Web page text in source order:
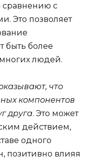
сравнению с
Это позволяет
быть более
людей.
что
компонентов
друга. Это может
действием,
одного
позитивно влияя